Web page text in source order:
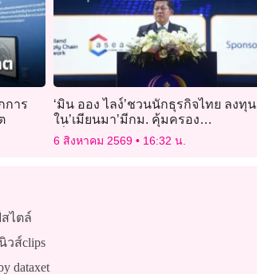
การ
‘มิน ออง ไลง์’ชวนนักธุรกิจไทย ลงทุน
ใน’เมียนมา’มีกม. คุ้มครอง
เชื่อ’เทคโนโลยี-เงินลงทุน-
6 สิงหาคม 2569 16:32 น.
ไตล์
วส์clips
dataxet